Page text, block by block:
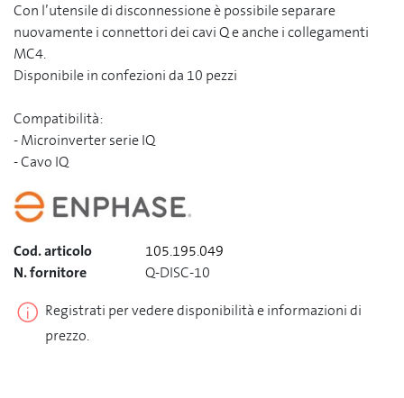
Con l’utensile di disconnessione è possibile separare
nuovamente i connettori dei cavi Q e anche i collegamenti
MC4.
Disponibile in confezioni da 10 pezzi
Compatibilità:
- Microinverter serie IQ
- Cavo IQ
Cod. articolo
105.195.049
N. fornitore
Q-DISC-10
Registrati per vedere disponibilità e informazioni di
prezzo.